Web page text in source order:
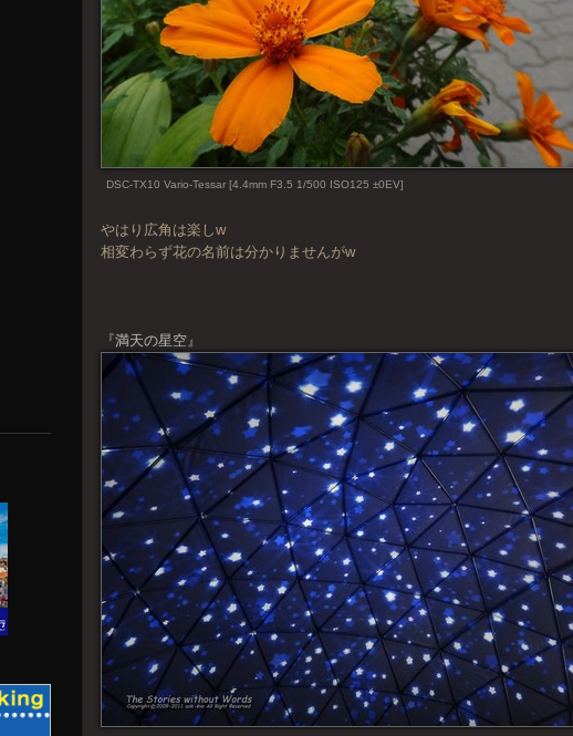
DSC-TX10 Vario-Tessar [4.4mm F3.5 1/500 ISO125 ±0EV]
やはり広角は楽しw
相変わらず花の名前は分かりませんがw
『満天の星空』